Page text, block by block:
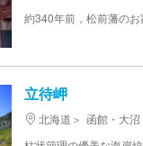
立待岬
北海道 函館・大